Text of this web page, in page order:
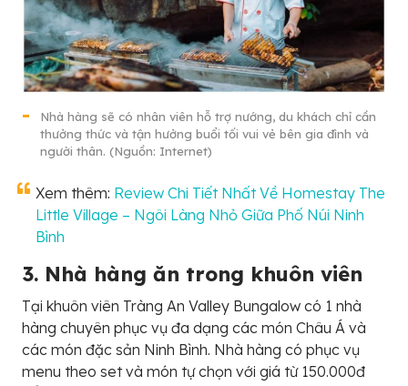
Nhà hàng sẽ có nhân viên hỗ trợ nướng, du khách chỉ cần
thưởng thức và tận hưởng buổi tối vui vẻ bên gia đình và
người thân. (Nguồn: Internet)
Xem thêm: Review Chi Tiết Nhất Về Homestay The
Little Village – Ngôi Làng Nhỏ Giữa Phố Núi Ninh
Bình
3. Nhà hàng ăn trong khuôn viên
Tại khuôn viên Tràng An Valley Bungalow có 1 nhà
hàng chuyên phục vụ đa dạng các món Châu Á và
các món đặc sản Ninh Bình. Nhà hàng có phục vụ
menu theo set và món tự chọn với giá từ 150.000đ